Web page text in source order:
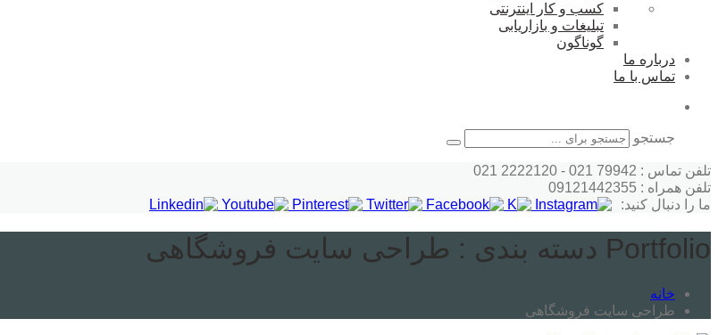
کسب و کار اینترنتی
تبلیغات و بازاریابی
گوناگون
درباره ما
تماس با ما
جستجو
تلفن تماس : 79942 021 - 2222120 021
تلفن همراه : 09121442355
ما را دنبال کنید:
Portfolio دسته بندی : طراحی سایت فروشگاهی
خانه
طراحی سایت فروشگاهی